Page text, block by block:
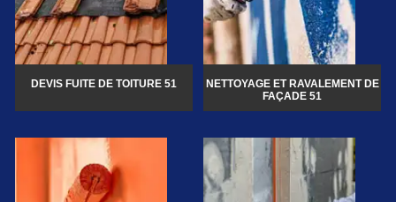
DEVIS FUITE DE TOITURE 51
NETTOYAGE ET RAVALEMENT DE
FAÇADE 51